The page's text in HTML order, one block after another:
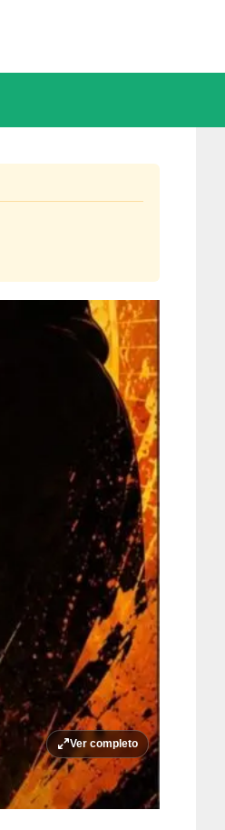
Ver completo